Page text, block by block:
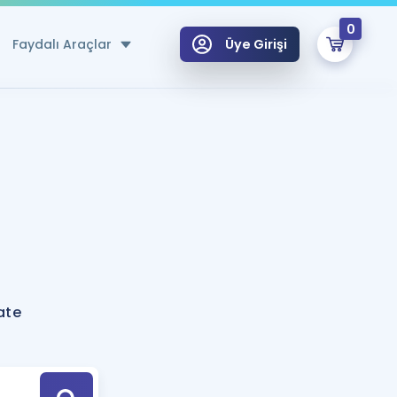
Faydalı Araçlar
Hesaplama Aracı
için Öneriler
Tek Takvimde
Üye Girişi
0
Hoca ile seni sınava hazırlayacak onlarca eğitim seni bekliyor!